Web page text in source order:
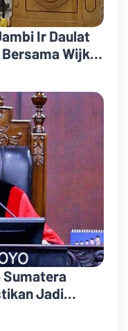
Ir Daulat
Wijk
Sumatera
Jadi